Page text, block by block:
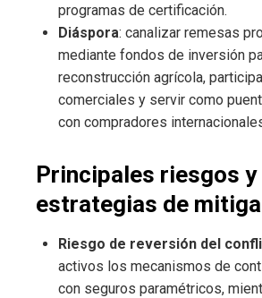
programas de certificación.
Diáspora: canalizar remesas
mediante fondos de inversión
reconstrucción agrícola,
comerciales y servir como
con compradores
Principales riesgos y
estrategias de
Riesgo de reversión del
activos los mecanismos de
con seguros paramétricos,